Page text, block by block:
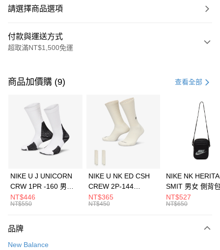
請選擇商品選項
付款與運送方式
超取滿NT$1,500免運
信用卡一次付款
3 期 0 利率 每期 21家銀行
合作金庫商業銀行
第一商業銀行
華南商業銀行
彰化商業銀行
上海商業儲蓄銀行
元大商業銀行
台灣樂天信用卡公司
Apple Pay
全盈+PAY
AFTEE先享後付
【關於「AFTEE先享後付」】
便利好安心！
運送方式
商品加價購 (9) 查看全部
NIKE U J UNICORN
CRW 1PR -160 男女
中統襪 FZ3393100
NT$446
NT$550
NIKE U NK ED CSH
CREW 2P-144
EMBRDY 男女 短統襪
FZ3073133
NT$365
NT$450
NIKE NK
SMIT 男女 側背
BA5871010
NT$527
NT$650
品牌
New Balance